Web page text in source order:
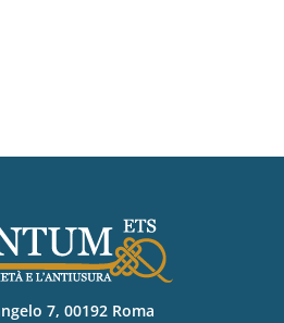
7, 00192 Roma